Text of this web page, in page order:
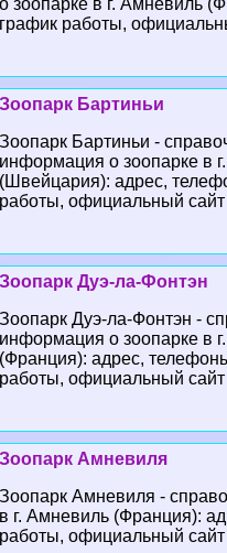
график работы,
Зоопарк Бартиньи
Зоопарк Бартиньи -
информация о зоопарке в
(Швейцария): адрес,
работы, официальный сайт
Зоопарк Дуэ-ла-Фонтэн
Зоопарк Дуэ-ла-Фонтэн -
информация о зоопарке в
(Франция): адрес,
работы, официальный сайт
Зоопарк Амневиля
Зоопарк Амневиля -
в г. Амневиль (Франция):
работы, официальный сайт